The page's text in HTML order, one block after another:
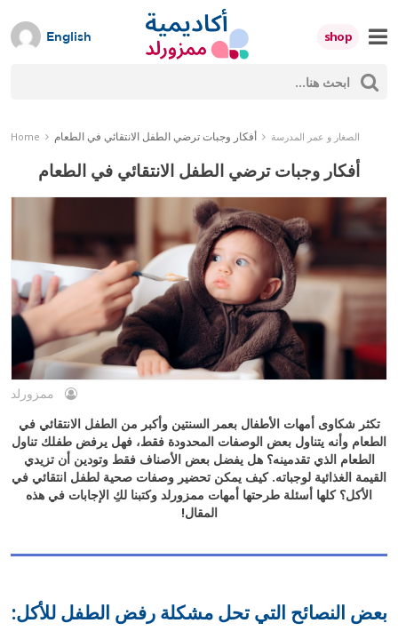
to
content
shop
English
Home الصغار و عمر المدرسة أفكار وجبات ترضي الطفل الانتقائي في الطعام
أفكار وجبات ترضي الطفل الانتقائي في الطعام
ممزورلد
تكثر شكاوى أمهات الأطفال بعمر السنتين وأكبر منالطفل الانتقائي في
الطعام وأنه يتناول بعض الوصفات المحدودة فقط، فهل يرفض طفلك تناول
الطعام الذي تقدمينه؟ هل يفضل بعض الأصناف فقط وتودين أن تزيدي
القيمة الغذائية لوجباته. كيف يمكن تحضير وصفات صحية لطفل انتقائي في
الأكل؟ كلها أسئلة طرحتها أمهات ممزورلد وكتبنا لكِ الإجابات في هذه
المقال!
بعض النصائح التي تحل مشكلة رفض الطفل للأكل: